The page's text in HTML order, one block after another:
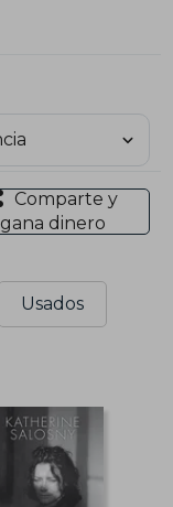
Comparte y
gana dinero
Usados